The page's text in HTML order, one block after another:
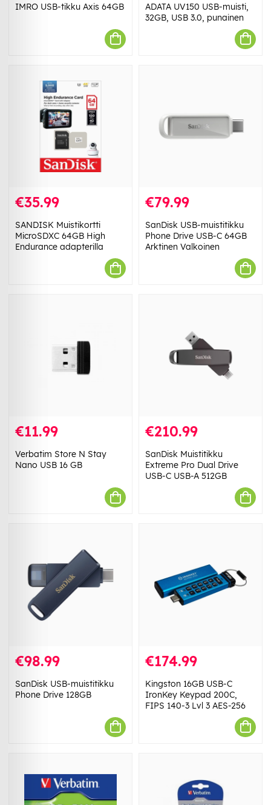
IMRO USB-tikku Axis 64GB
ADATA UV150 USB-muisti,
32GB, USB 3.0, punainen
€35.99
SANDISK Muistikortti
MicroSDXC 64GB High
Endurance adapterilla
€79.99
SanDisk USB-muistitikku
Phone Drive USB-C 64GB
Arktinen Valkoinen
€11.99
Verbatim Store N Stay
Nano USB 16 GB
€210.99
SanDisk Muistitikku
Extreme Pro Dual Drive
USB-C USB-A 512GB
€98.99
SanDisk USB-muistitikku
Phone Drive 128GB
€174.99
Kingston 16GB USB-C
IronKey Keypad 200C,
FIPS 140-3 Lvl 3 AES-256